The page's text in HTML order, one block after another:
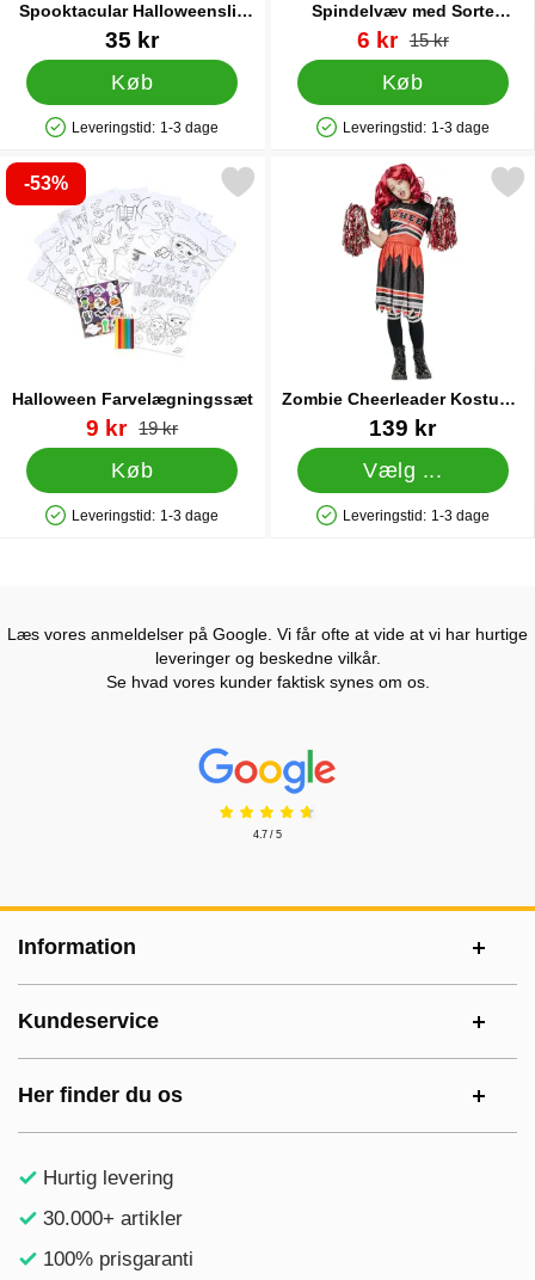
Spooktacular Halloweenslik
291g
Varenr 8881435 kr
Køb
Produkttilgængelighed: På lager
Leveringstid: 1-3 dage
Spindelvæv med Sorte
Edderkopper 40g
Varenr 38697
pris
6 kr pris
15 kr
Køb
Produkttilgængelighed: På lager
Leveringstid: 1-3 dage
-53%
Halloween Farvelægningssæt
Varenr 88953
pris
9 kr pris
19 kr
Køb
Produkttilgængelighed: På lager
Leveringstid: 1-3 dage
Markér halloween Farvelægningssæt som favorit
Zombie Cheerleader Kostume
Børn Rød 11-13 år
Varenr 43595139 kr
Vælg ...
Produkttilgængelighed: På lager
Leveringstid: 1-3 dage
Markér zombie Cheerleader
Læs vores anmeldelser på Google. Vi får ofte at vide at vi har hurtige
leveringer og beskedne vilkår.
Se hvad vores kunder faktisk synes om os.
Prisjakt Anmeldelser: 4.7 Stjerne
4.7 / 5
Information
Kundeservice
Her finder du os
Hurtig levering
30.000+ artikler
100% prisgaranti